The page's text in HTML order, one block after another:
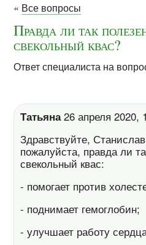
« Все вопросы
Правда ли так
свекольный квас?
Ответ специалиста на
Татьяна26 апреля 2020,
Здравствуйте,
пожалуйста, правда ли
свекольный квас:
- помогает против
- поднимает гемоглобин;
- улучшает работу